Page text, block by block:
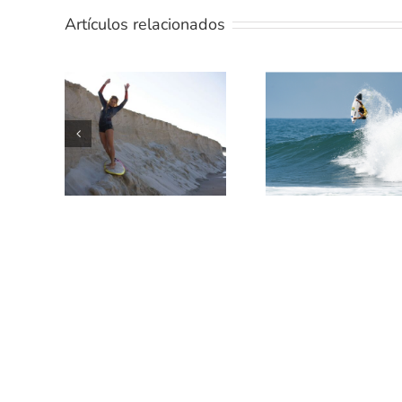
Artículos relacionados
5 MEJORES
PELICULAS DE
SURF
TE
ENSEÑAMOS
UN POCO
SOBRE
TÉRMINOS